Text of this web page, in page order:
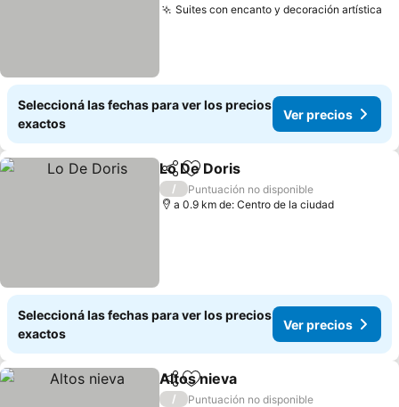
Suites con encanto y decoración artística
Seleccioná las fechas para ver los precios
exactos
Ver precios
CompartirAñadir a favoritos
Lo De Doris
/
Puntuación no disponible
a 0.9 km de: Centro de la ciudad
Seleccioná las fechas para ver los precios
exactos
Ver precios
CompartirAñadir a favoritos
Altos nieva
/
Puntuación no disponible